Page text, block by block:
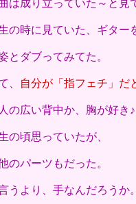
は成り立っていた～と見
の時に見ていた、ギター
とダブってみてた。
、 自分が「指フェチ」だ
の広い背中か、胸が好き
の頃思っていたが、
のパーツもだった。
うより、手なんだろうか